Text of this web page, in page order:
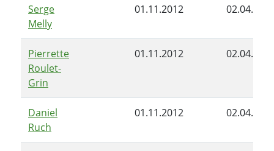
Serge
Melly
01.11.2012
Pierrette
Roulet-
Grin
01.11.2012
Daniel
Ruch
01.11.2012